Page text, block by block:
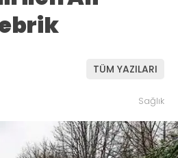
TÜM YAZILARI
Sağlık